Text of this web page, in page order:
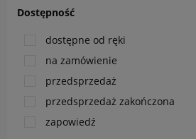
Dostępność
dostępne od ręki
na zamówienie
przedsprzedaż
przedsprzedaż zakończona
zapowiedź